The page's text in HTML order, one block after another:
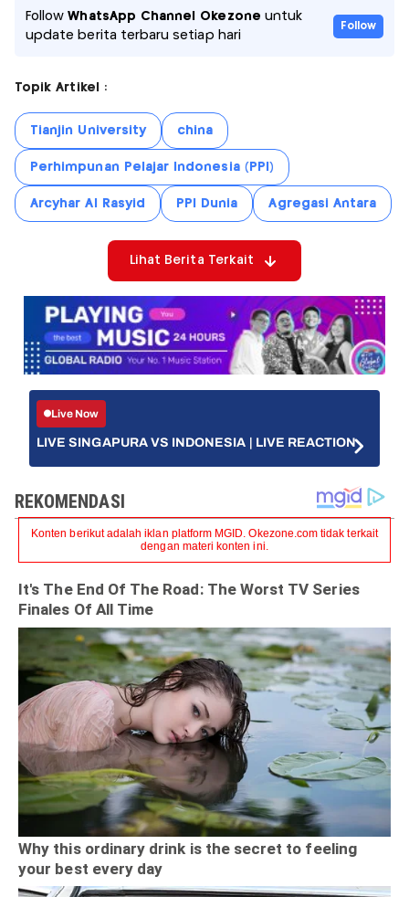
FollowWhatsApp Channel Okezone untuk
update berita terbaru setiap hari
Follow
Topik Artikel :
Tianjin University china
Perhimpunan Pelajar Indonesia (PPI)
Arcyhar Al Rasyid PPI Dunia Agregasi Antara
Lihat Berita Terkait
Live Now
LIVE SINGAPURA VS INDONESIA | LIVE REACTION